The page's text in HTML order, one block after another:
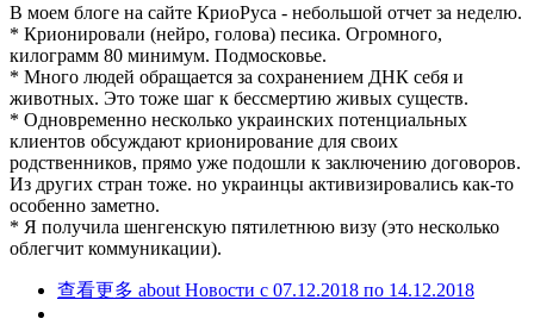
В моем блоге на сайте КриоРуса - небольшой отчет за неделю.
* Крионировали (нейро, голова) песика. Огромного,
килограмм 80 минимум. Подмосковье.
* Много людей обращается за сохранением ДНК себя и
животных. Это тоже шаг к бессмертию живых существ.
* Одновременно несколько украинских потенциальных
клиентов обсуждают крионирование для своих
родственников, прямо уже подошли к заключению договоров.
Из других стран тоже. но украинцы активизировались как-то
особенно заметно.
* Я получила шенгенскую пятилетнюю визу (это несколько
облегчит коммуникации).
查看更多 about Новости с 07.12.2018 по 14.12.2018